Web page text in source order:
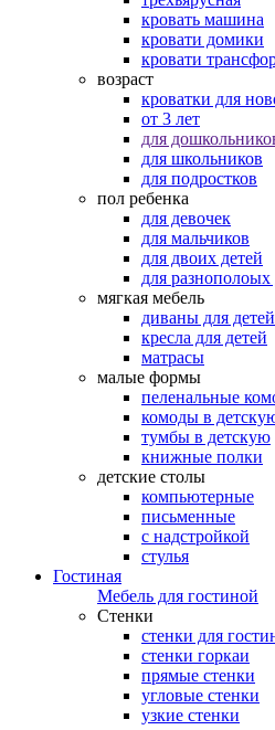
кровать машина
кровати домики
кровати
возраст
кроватки для
от 3 лет
для
для школьников
для подростков
пол ребенка
для девочек
для мальчиков
для двоих детей
для разнополоых
мягкая мебель
диваны для детей
кресла для детей
матрасы
малые формы
пеленальные
комоды в
тумбы в детскую
книжные полки
детские столы
компьютерные
письменные
с надстройкой
стулья
Гостиная
Мебель для гостиной
Стенки
стенки для
стенки горкаи
прямые стенки
угловые стенки
узкие стенки